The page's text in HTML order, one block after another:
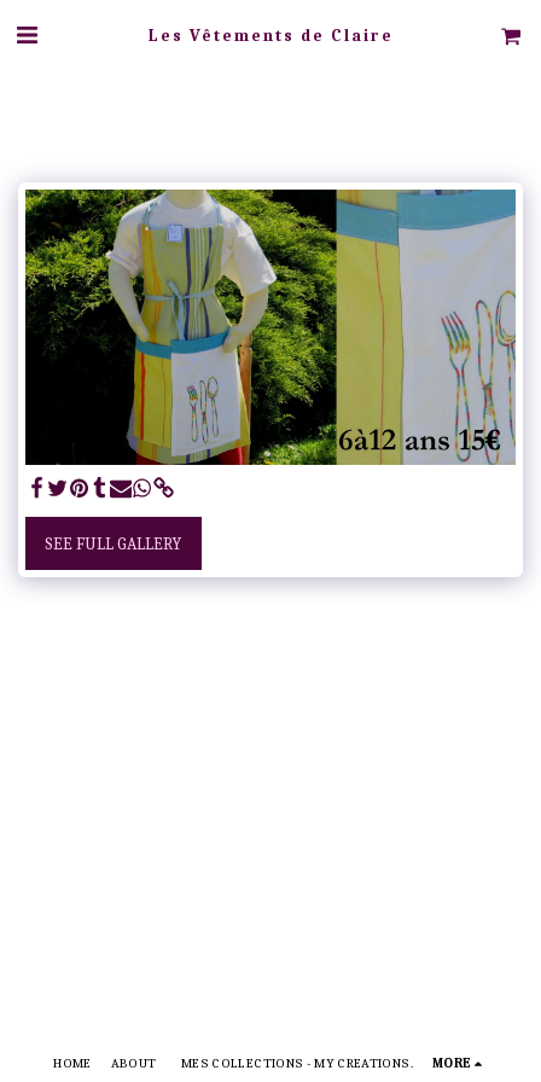
Les Vêtements de Claire
SEE FULL GALLERY
HOME ABOUT MES COLLECTIONS - MY CREATIONS. MORE